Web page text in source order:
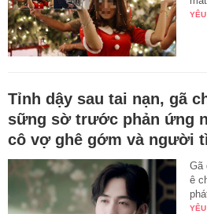
YÊU
Tỉnh dậy sau tai nạn, gã
sững sờ trước phản ứng
cô vợ ghê gớm và người
Gã
ê
YÊU